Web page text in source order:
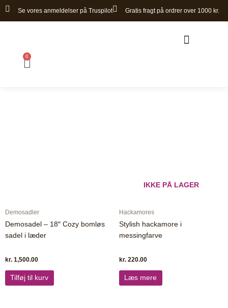
Gå
Se vores anmeldelser på Truspilot Gratis fragt på ordrer over 1000 kr.
0
Kurv
Demosadler
Demosadel – 18″ Cozy bomløs
sadel i læder
kr. 1,500.00
Tilføj til kurv
IKKE PÅ LAGER
Hackamores
Stylish hackamore i
messingfarve
kr. 220.00
Læs mere